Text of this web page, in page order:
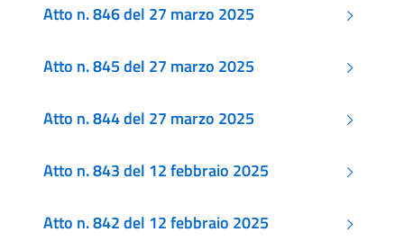
Atto n. 846 del 27 marzo 2025
Atto n. 845 del 27 marzo 2025
Atto n. 844 del 27 marzo 2025
Atto n. 843 del 12 febbraio 2025
Atto n. 842 del 12 febbraio 2025